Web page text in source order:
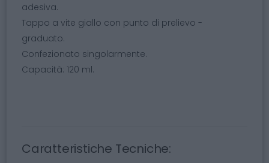
adesiva.
Tappo a vite giallo con punto di prelievo -
graduato.
Confezionato singolarmente.
Capacità: 120 ml.
Caratteristiche Tecniche: